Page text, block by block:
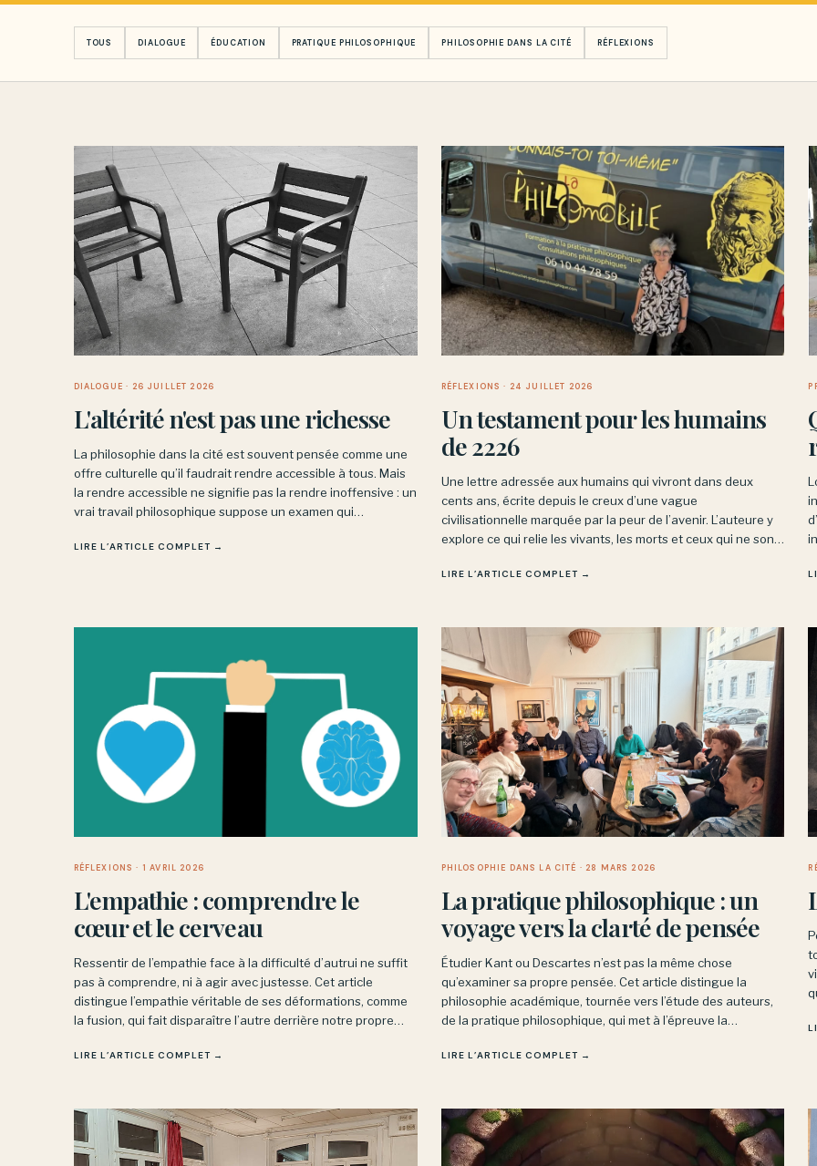
TOUS DIALOGUE ÉDUCATION PRATIQUE PHILOSOPHIQUE PHILOSOPHIE DANS LA CITÉ RÉFLEXIONS
DIALOGUE · 26 JUILLET 2026
L'altérité n'est pas une richesse
La philosophie dans la cité est souvent pensée comme une
offre culturelle qu’il faudrait rendre accessible à tous. Mais
la rendre accessible ne signifie pas la rendre inoffensive : un
vrai travail philosophique suppose un examen qui
succès.
LIRE L’ARTICLE COMPLET →
RÉFLEXIONS · 24 JUILLET 2026
Un testament pour les humains
de 2226
Une lettre adressée aux humains qui vivront dans deux
cents ans, écrite depuis le creux d’une vague
civilisationnelle marquée par la peur de l’avenir. L’auteure y
explore ce qui relie les vivants, les morts et ceux qui ne sont
LIRE L’ARTICLE COMPLET →
RÉFLEXIONS · 1 AVRIL 2026
L'empathie : comprendre le
cœur et le cerveau
Ressentir de l’empathie face à la difficulté d’autrui ne suffit
pas à comprendre, ni à agir avec justesse. Cet article
distingue l’empathie véritable de ses déformations, comme
la fusion, qui fait disparaître l’autre derrière notre propre
vraiment dire.
LIRE L’ARTICLE COMPLET →
PHILOSOPHIE DANS LA CITÉ · 28 MARS 2026
La pratique philosophique : un
voyage vers la clarté de pensée
Étudier Kant ou Descartes n’est pas la même chose
qu’examiner sa propre pensée. Cet article distingue la
philosophie académique, tournée vers l’étude des auteurs,
de la pratique philosophique, qui met à l’épreuve la
exigeant mais vivant.
LIRE L’ARTICLE COMPLET →